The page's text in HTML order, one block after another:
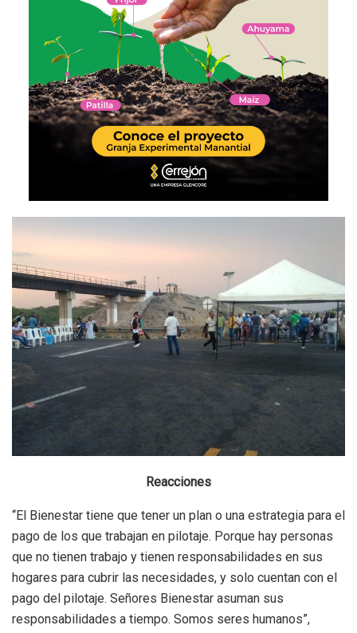
Reacciones
“El Bienestar tiene que tener un plan o una estrategia para el
pago de los que trabajan en pilotaje. Porque hay personas
que no tienen trabajo y tienen responsabilidades en sus
hogares para cubrir las necesidades, y solo cuentan con el
pago del pilotaje. Señores Bienestar asuman sus
responsabilidades a tiempo. Somos seres humanos”,